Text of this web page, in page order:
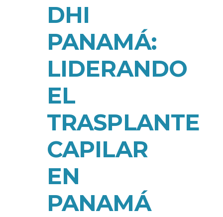
DHI
PANAMÁ:
LIDERANDO
EL
TRASPLANTE
CAPILAR
EN
PANAMÁ